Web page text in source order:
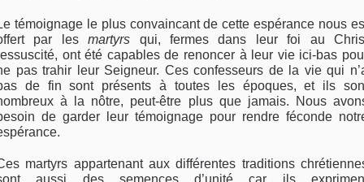
témoignage le plus convaincant de cette espérance nous
par lesmartyrs qui, fermes dans leur foi au
ont été capables de renoncer à leur vie ici-bas
pas trahir leur Seigneur. Ces confesseurs de la vie qui
de fin sont présents à toutes les époques, et ils
à la nôtre, peut-être plus que jamais. Nous
de garder leur témoignage pour rendre féconde
martyrs appartenant aux différentes traditions
aussi des semences d’unité car ils